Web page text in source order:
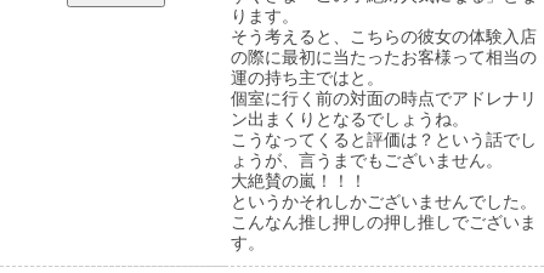
ります。
そう考えると、こちらの彼女の体験入店
の際に最初に当たったお客様って相当の
運の持ち主ではと。
個室に行く前の対面の時点でアドレナリ
ン出まくりとなるでしょうね。
こうなってくると評価は？という話でし
ょうが、言うまでもございません。
大絶賛の嵐！！！
というかそれしかございませんでした。
こんなん推し押しの押し推しでございま
す。